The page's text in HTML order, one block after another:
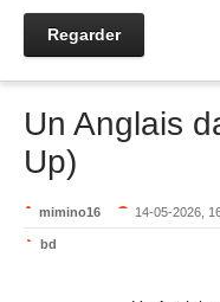
Regarder
Un Anglais
Up)
mimino16 14-05-2026,
bd